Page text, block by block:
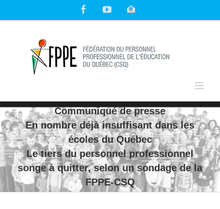
content
FacebookYouTubeCourriel
Communiqué de presse
En nombre déjà insuffisant dans les
écoles du Québec
Le tiers du personnel professionnel
songe à quitter, selon un sondage de la
FPPE-CSQ